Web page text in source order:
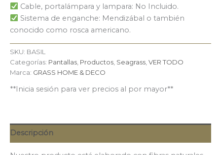
Cable, portalámpara y lampara: No Incluido.
Sistema de enganche: Mendizábal o también
conocido como rosca americano.
SKU: BASIL
Categorías: Pantallas Productos Seagrass VER TODO
Marca: GRASS HOME & DECO
**Inicia sesión para ver precios al por mayor**
Descripción